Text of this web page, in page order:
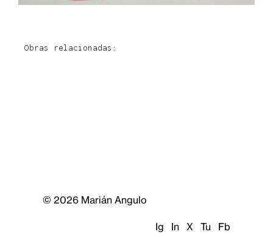
Obras relacionadas:
© 2026 Marián Angulo
Ig In X Tu Fb